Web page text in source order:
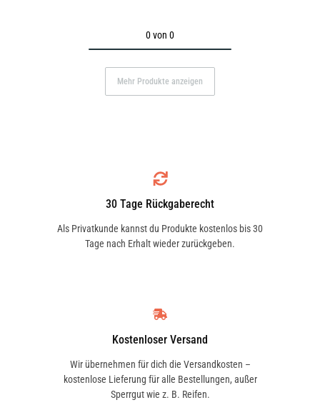
0 von 0
Mehr Produkte anzeigen
30 Tage Rückgaberecht
Als Privatkunde kannst du Produkte kostenlos bis 30
Tage nach Erhalt wieder zurückgeben.
Kostenloser Versand
Wir übernehmen für dich die Versandkosten –
kostenlose Lieferung für alle Bestellungen, außer
Sperrgut wie z. B. Reifen.